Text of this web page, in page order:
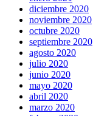
diciembre 2020
noviembre 2020
octubre 2020
septiembre 2020
agosto 2020
julio 2020
junio 2020
mayo 2020
abril 2020
marzo 2020